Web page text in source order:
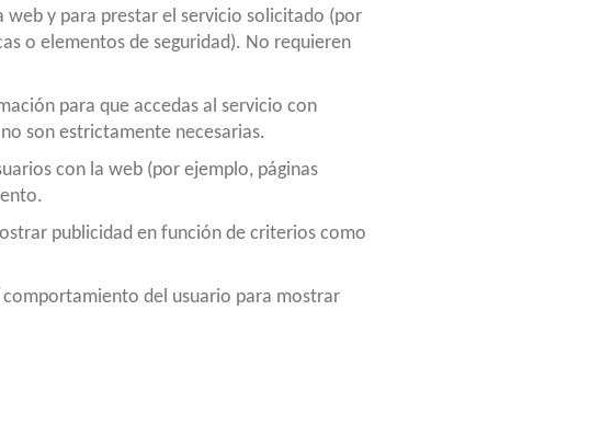
y para prestar el servicio solicitado (por
o elementos de seguridad). No requieren
para que accedas al servicio con
son estrictamente necesarias.
con la web (por ejemplo, páginas
publicidad en función de criterios como
del usuario para mostrar